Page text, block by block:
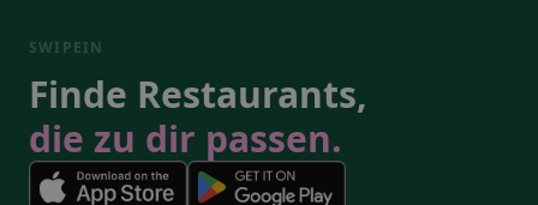
SWIPEIN
Finde Restaurants,
die zu dir passen.